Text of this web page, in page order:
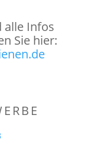
alle Infos
Sie hier: